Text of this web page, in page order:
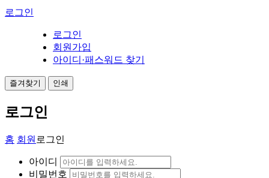
로그인
로그인
회원가입
아이디·패스워드 찾기
즐겨찾기 인쇄
로그인
홈 회원 로그인
아이디
비밀번호